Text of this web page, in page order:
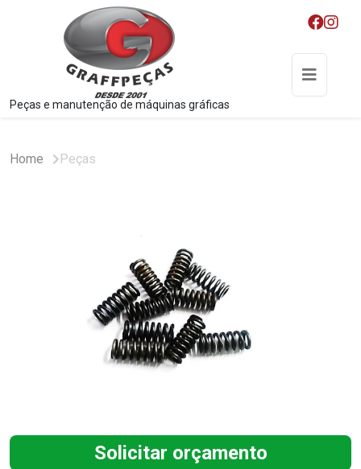
Peças e manutenção de máquinas gráficas
Home Peças
Solicitar orçamento